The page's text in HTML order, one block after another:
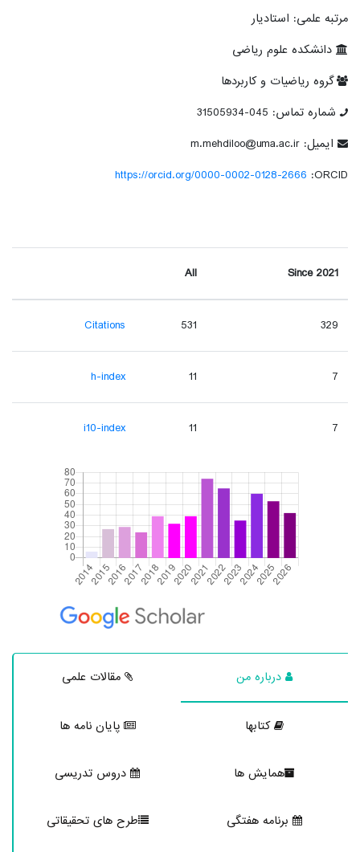
مرتبه علمی: استادیار
دانشکده علوم ریاضی
گروه ریاضیات و کاربردها
شماره تماس: 045-31505934
ایمیل: m.mehdiloo@uma.ac.ir
ORCID:
https://orcid.org/0000-0002-0128-2666
All Since 2021
Citations 531 329
h-index 11 7
i10-index 11 7
درباره من مقالات علمی
کتابها پایان نامه ها
همایش ها دروس تدریسی
برنامه هفتگی طرح های تحقیقاتی